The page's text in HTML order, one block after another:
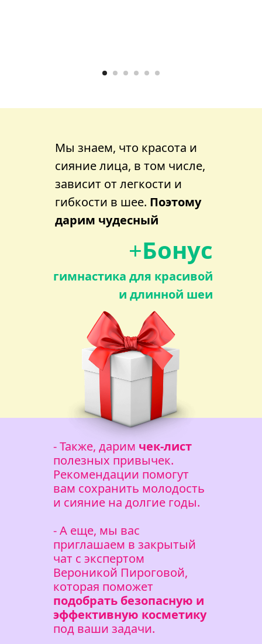
-Также, дарим чек-лист
полезных привычек.
Рекомендации помогут
вам сохранить молодость
и сияние на долгие годы.
-А еще, мы вас
приглашаем в закрытый
чат с экспертом
Вероникой Пироговой,
которая поможет
подобрать безопасную и
эффективную косметику
под ваши задачи.
+Бонус
Мы знаем, что красота и
сияние лица, в том числе,
зависит от легкости и
гибкости в шее. Поэтому
дарим чудесный
гимнастика для красивой
и длинной шеи